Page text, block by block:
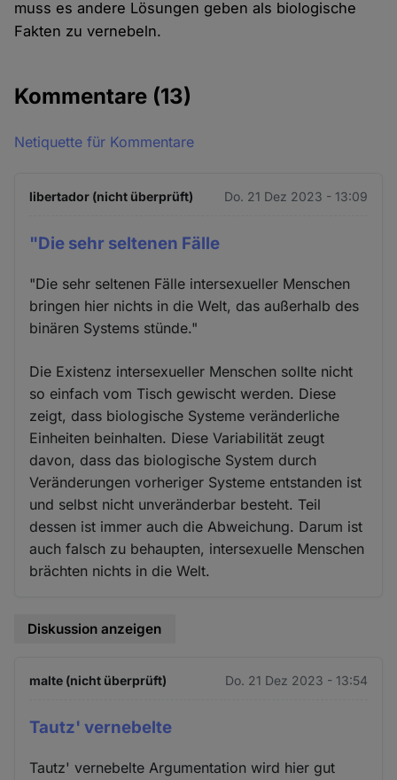
muss es andere Lösungen geben als biologische
Fakten zu vernebeln.
Kommentare (13)
Netiquette für Kommentare
libertador (nicht überprüft) Do. 21 Dez 2023 - 13:09
"Die sehr seltenen Fälle
"Die sehr seltenen Fälle intersexueller Menschen
bringen hier nichts in die Welt, das außerhalb des
binären Systems stünde."
Die Existenz intersexueller Menschen sollte nicht
so einfach vom Tisch gewischt werden. Diese
zeigt, dass biologische Systeme veränderliche
Einheiten beinhalten. Diese Variabilität zeugt
davon, dass das biologische System durch
Veränderungen vorheriger Systeme entstanden ist
und selbst nicht unveränderbar besteht. Teil
dessen ist immer auch die Abweichung. Darum ist
auch falsch zu behaupten, intersexuelle Menschen
brächten nichts in die Welt.
Diskussion anzeigen
malte (nicht überprüft) Do. 21 Dez 2023 - 13:54
Tautz' vernebelte
Tautz' vernebelte Argumentation wird hier gut